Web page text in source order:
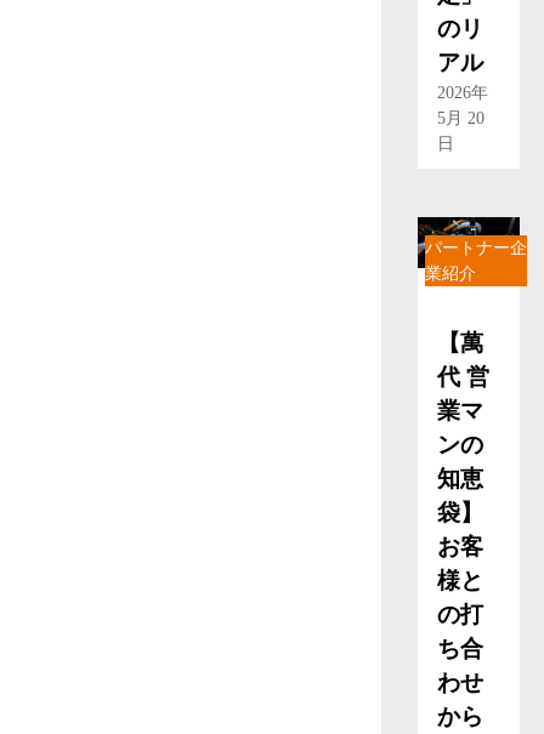
のリ
アル
2026年
5月 20
日
パートナー企
業紹介
【萬
代 営
業マ
ンの
知恵
袋】
お客
様と
の打
ち合
わせ
から